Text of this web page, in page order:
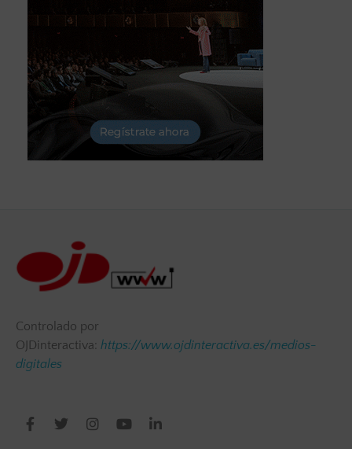
Controlado por
OJDinteractiva: https://www.ojdinteractiva.es/medios-
digitales